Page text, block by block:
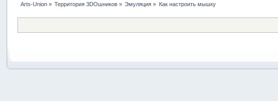
Arts-Union» Территория 3DOшников » Эмуляция » Как настроить мышку